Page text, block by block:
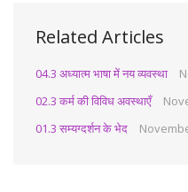
Related Articles
04.3 अध्यात्म भाषा में नय व्यवस्था
02.3 कर्म की विविध अवस्थाएँ
01.3 सम्यग्दर्शन के भेद